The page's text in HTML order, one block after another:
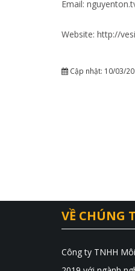
Email:
Website: http://
Cập nhật: 10/03/
VỀ CHÚNG
Công ty TNHH